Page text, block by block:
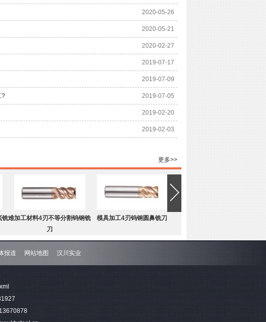
2020-05-26
2020-05-21
2020-02-27
2019-07-17
2019-07-09
2019-07-05
?
2019-02-20
2019-02-03
更多>>
铣难加工材料4刃不等分割钨钢铣
刀
模具加工4刃钨钢圆鼻铣刀
报道 网站地图 汉川实业